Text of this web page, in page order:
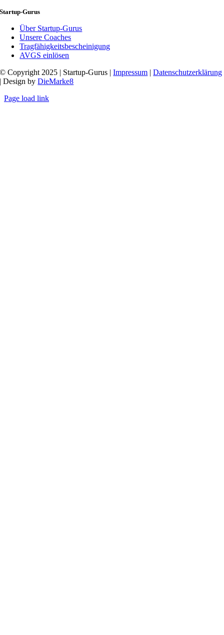
Startup-Gurus
Über Startup-Gurus
Unsere Coaches
Tragfähigkeitsbescheinigung
AVGS einlösen
© Copyright 2025 | Startup-Gurus |Impressum |Datenschutzerklärung
| Design byDieMarke8
Page load link